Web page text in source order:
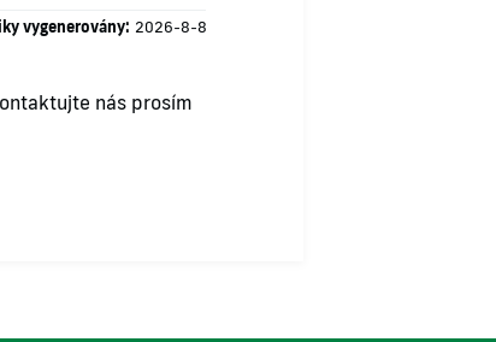
vygenerovány: 2026-8-8
nás prosím